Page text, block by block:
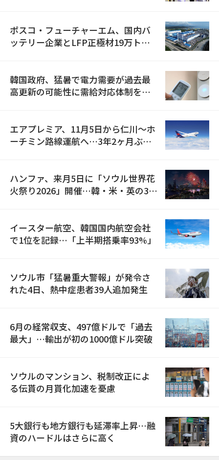
ポスコ・フューチャーエム、国内バ
ッテリー企業とLFP正極材19万トン
韓国政府、猛暑で電力需要が過去最
高更新の可能性に需給対応体制を点
エアプレミア、11月5日から仁川〜ホ
ーチミン路線運航へ…3年2ヶ月ぶり
ハンファ、来月5日に「ソウル世界花
火祭り2026」開催…韓・米・英の3カ
イースター航空、韓国国内航空会社
で1位を記録…「上半期搭乗率93%」
ソウル市「猛暑重大警報」が発令さ
れた4日、熱中症患者39人追加発生
6月の経常収支、497億ドルで「過去
最大」…輸出が初の1000億ドル突破
ソウルのマンション、税制改正によ
る伝貰の月貰化加速を憂慮
5大銀行も地方銀行も延滞率上昇…融
資のハードルはさらに高く